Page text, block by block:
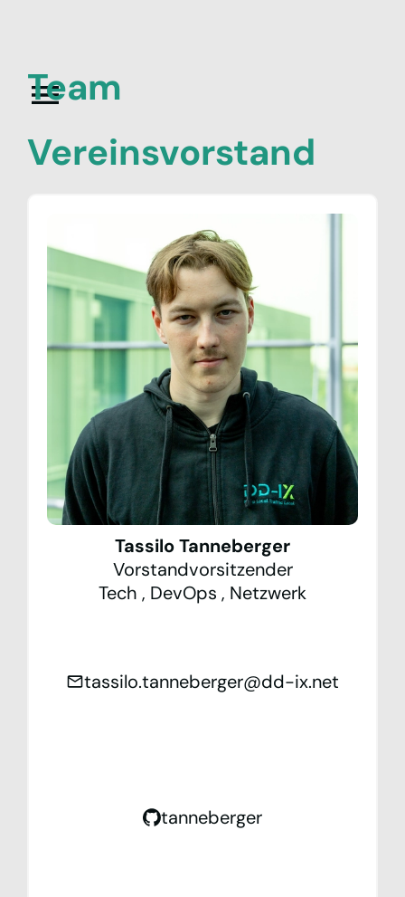
Netzwerk
Peering
Community
Verein
Team
Kontakt
Statistiken
Looking Glass
Team
Vereinsvorstand
Tassilo Tanneberger
Vorstandvorsitzender
Tech , DevOps , Netzwerk
tassilo.tanneberger@dd-ix.net
tanneberger